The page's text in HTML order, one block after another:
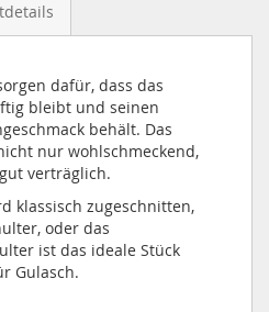
dafür, dass das
bleibt und seinen
behält. Das
nur wohlschmeckend,
verträglich.
klassisch zugeschnitten,
oder das
ist das ideale Stück
Gulasch.